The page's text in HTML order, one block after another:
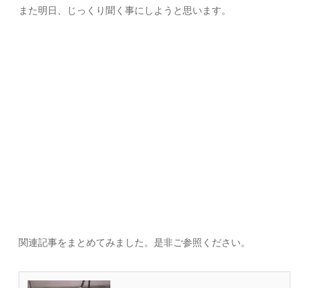
また明日、じっくり聞く事にしようと思います。
関連記事をまとめてみました。是非ご参照ください。